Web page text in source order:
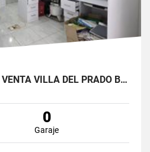
CASA COMERCIAL EN VENTA VILLA DEL PRADO BOGOTÁ NORTE
0
Garaje